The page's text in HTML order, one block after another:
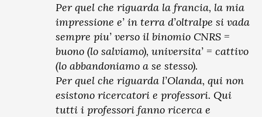
Per quel che riguarda la francia, la mia
impressione e’ in terra d’oltralpe si vada
sempre piu’ verso il binomio CNRS =
buono (lo salviamo), universita’ = cattivo
(lo abbandoniamo a se stesso).
Per quel che riguarda l’Olanda, qui non
esistono ricercatori e professori. Qui
tutti i professori fanno ricerca e